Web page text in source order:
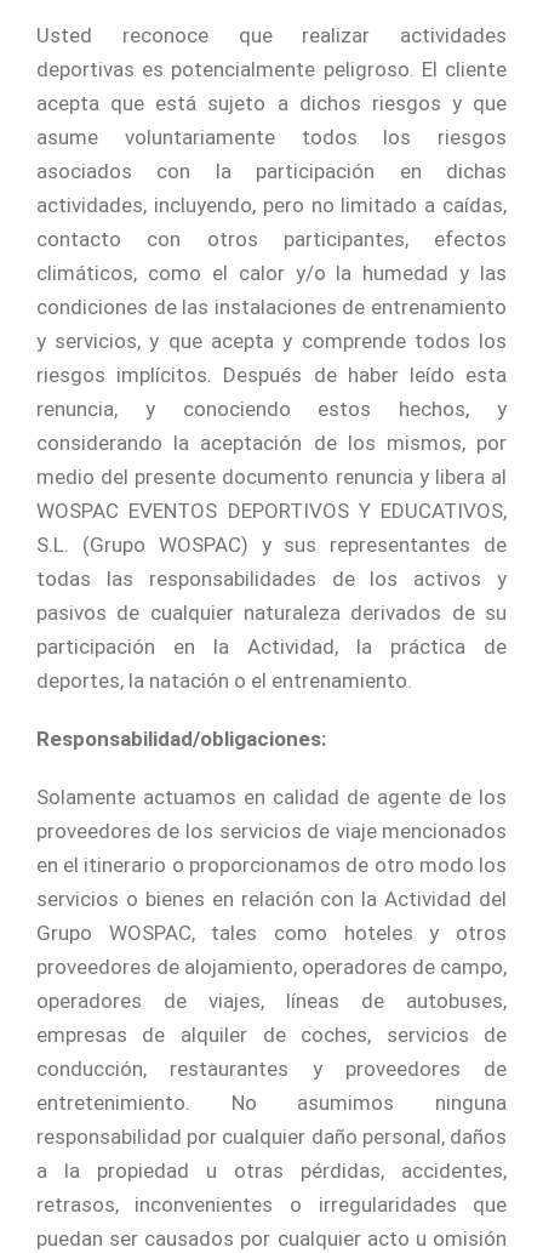
Usted reconoce que realizar actividades
deportivas es potencialmente peligroso. El cliente
acepta que está sujeto a dichos riesgos y que
asume voluntariamente todos los riesgos
asociados con la participación en dichas
actividades, incluyendo, pero no limitado a caídas,
contacto con otros participantes, efectos
climáticos, como el calor y/o la humedad y las
condiciones de las instalaciones de entrenamiento
y servicios, y que acepta y comprende todos los
riesgos implícitos. Después de haber leído esta
renuncia, y conociendo estos hechos, y
considerando la aceptación de los mismos, por
medio del presente documento renuncia y libera al
WOSPAC EVENTOS DEPORTIVOS Y EDUCATIVOS,
S.L. (Grupo WOSPAC) y sus representantes de
todas las responsabilidades de los activos y
pasivos de cualquier naturaleza derivados de su
participación en la Actividad, la práctica de
deportes, la natación o el entrenamiento.
Responsabilidad/obligaciones:
Solamente actuamos en calidad de agente de los
proveedores de los servicios de viaje mencionados
en el itinerario o proporcionamos de otro modo los
servicios o bienes en relación con la Actividad del
Grupo WOSPAC, tales como hoteles y otros
proveedores de alojamiento, operadores de campo,
operadores de viajes, líneas de autobuses,
empresas de alquiler de coches, servicios de
conducción, restaurantes y proveedores de
entretenimiento. No asumimos ninguna
responsabilidad por cualquier daño personal, daños
a la propiedad u otras pérdidas, accidentes,
retrasos, inconvenientes o irregularidades que
puedan ser causados por cualquier acto u omisión